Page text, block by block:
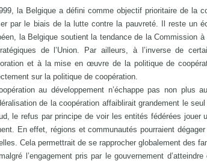
la Belgique a défini comme objectif prioritaire de la
par le biais de la lutte contre la pauvreté. Il reste un
la Belgique soutient la tendance de la Commission
de l’Union. Par ailleurs, à l’inverse de
et à la mise en œuvre de la politique de
sur la politique de coopération.
au développement n’échappe pas non
de la coopération affaiblirait grandement le
le refus par principe de voir les entités fédérées jouer
En effet, régions et communautés pourraient
Cela permettrait de se rapprocher globalement des
l’engagement pris par le gouvernement